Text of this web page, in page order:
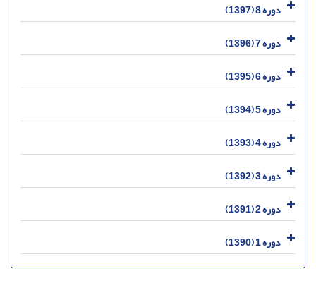
دوره 8 (1397)
دوره 7 (1396)
دوره 6 (1395)
دوره 5 (1394)
دوره 4 (1393)
دوره 3 (1392)
دوره 2 (1391)
دوره 1 (1390)